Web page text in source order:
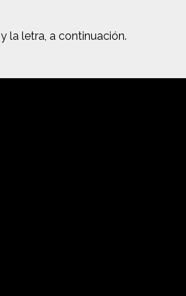
y la letra, a continuación.